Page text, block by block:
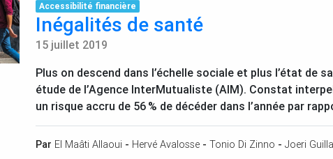
Accessibilité financière
Inégalités de santé
15 juillet 2019
Plus on descend dans l’échelle sociale et plus l’état de
étude de l’Agence InterMutualiste (AIM). Constat
un risque accru de 56 % de décéder dans l’année par
Par El Maâti Allaoui - Hervé Avalosse - Tonio Di Zinno - Joeri